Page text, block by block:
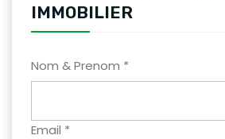
IMMOBILIER
Nom & Prenom *
Email *